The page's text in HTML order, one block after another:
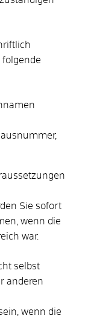
Sie sofort
wenn die
war.
selbst
anderen
wenn die